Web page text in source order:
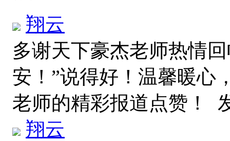
翔云
多谢天下豪杰老师热情
安！”说得好！温馨暖心
老师的精彩报道点赞！
翔云